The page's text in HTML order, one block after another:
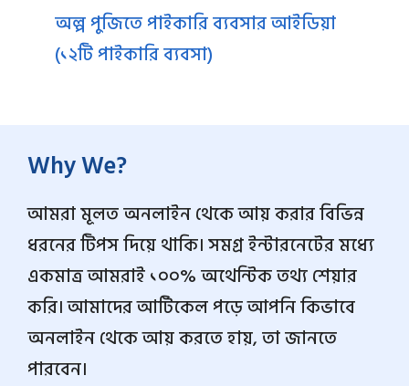
অল্প পুজিতে পাইকারি ব্যবসার আইডিয়া
(১২টি পাইকারি ব্যবসা)
Why We?
আমরা মূলত অনলাইন থেকে আয় করার বিভিন্ন
ধরনের টিপস দিয়ে থাকি। সমগ্র ইন্টারনেটের মধ্যে
একমাত্র আমরাই ১০০% অথেন্টিক তথ্য শেয়ার
করি। আমাদের আর্টিকেল পড়ে আপনি কিভাবে
অনলাইন থেকে আয় করতে হায়, তা জানতে
পারবেন।